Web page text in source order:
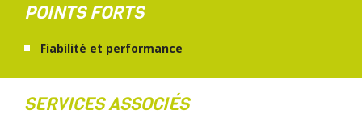
POINTS FORTS
Fiabilité et performance
SERVICES ASSOCIÉS